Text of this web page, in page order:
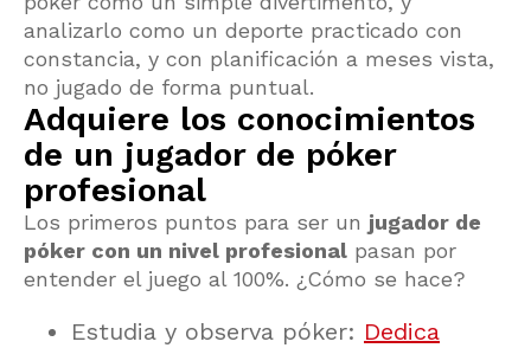
analizarlo como un deporte practicado con
constancia, y con planificación a meses vista,
no jugado de forma puntual.
Adquiere los conocimientos
de un jugador de póker
profesional
Los primeros puntos para ser un jugador de
póker con un nivel profesional pasan por
entender el juego al 100%. ¿Cómo se hace?
Estudia y observa póker: Dedica